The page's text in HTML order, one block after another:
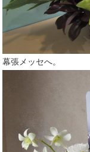
幕張メッセへ。